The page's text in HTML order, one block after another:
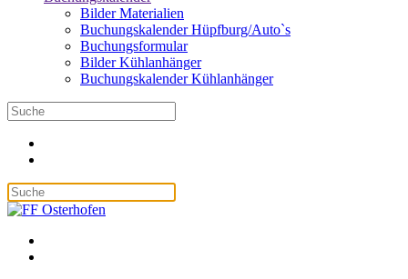
Bilder Materialien
Buchungskalender Hüpfburg/Auto`s
Buchungsformular
Bilder Kühlanhänger
Buchungskalender Kühlanhänger